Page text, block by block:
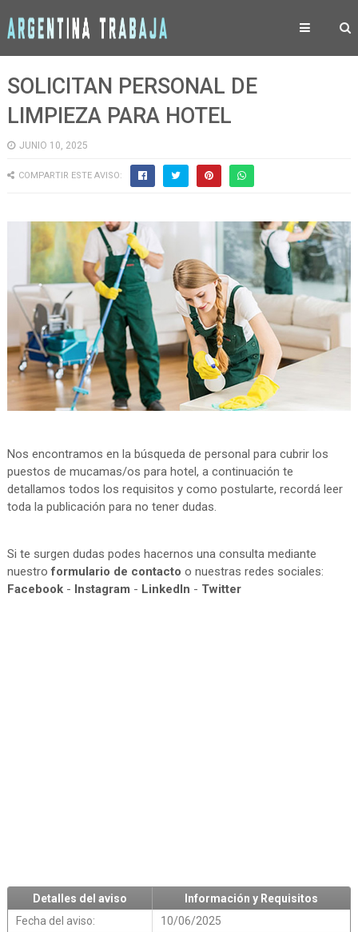
SOLICITAN PERSONAL DE
LIMPIEZA PARA HOTEL
JUNIO 10, 2025
COMPARTIR ESTE AVISO:
Nos encontramos en la búsqueda de personal para cubrir los
puestos de mucamas/os para hotel, a continuación te
detallamos todos los requisitos y como postularte, recordá leer
toda la publicación para no tener dudas.
Si te surgen dudas podes hacernos una consulta mediante
nuestroformulario de contacto o nuestras redes sociales:
Facebook- Instagram - LinkedIn - Twitter
Detalles del aviso
Información y Requisitos
Fecha del aviso:
10/06/2025